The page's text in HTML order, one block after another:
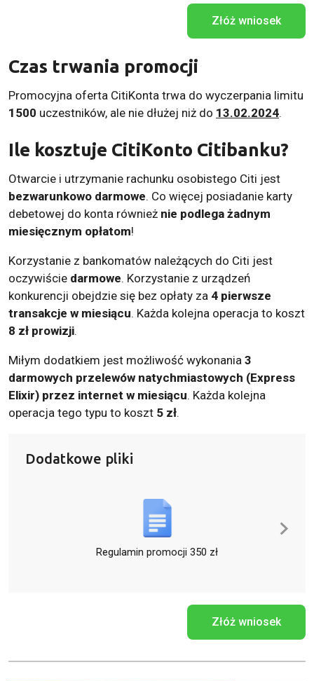
Złóż wniosek
Czas trwania promocji
Promocyjna oferta CitiKonta trwa do wyczerpania limitu
1500 uczestników, ale nie dłużej niż do 13.02.2024.
Ile kosztuje CitiKonto Citibanku?
Otwarcie i utrzymanie rachunku osobistego Citi jest
bezwarunkowo darmowe. Co więcej posiadanie karty
debetowej do konta również nie podlega żadnym
miesięcznym opłatom!
Korzystanie z bankomatów należących do Citi jest
oczywiście darmowe. Korzystanie z urządzeń
konkurencji obejdzie się bez opłaty za 4 pierwsze
transakcje w miesiącu. Każda kolejna operacja to koszt
8 zł prowizji.
Miłym dodatkiem jest możliwość wykonania 3
darmowych przelewów natychmiastowych (Express
Elixir) przez internet w miesiącu. Każda kolejna
operacja tego typu to koszt 5 zł.
Dodatkowe pliki
Regulamin promocji 350 zł
Złóż wniosek